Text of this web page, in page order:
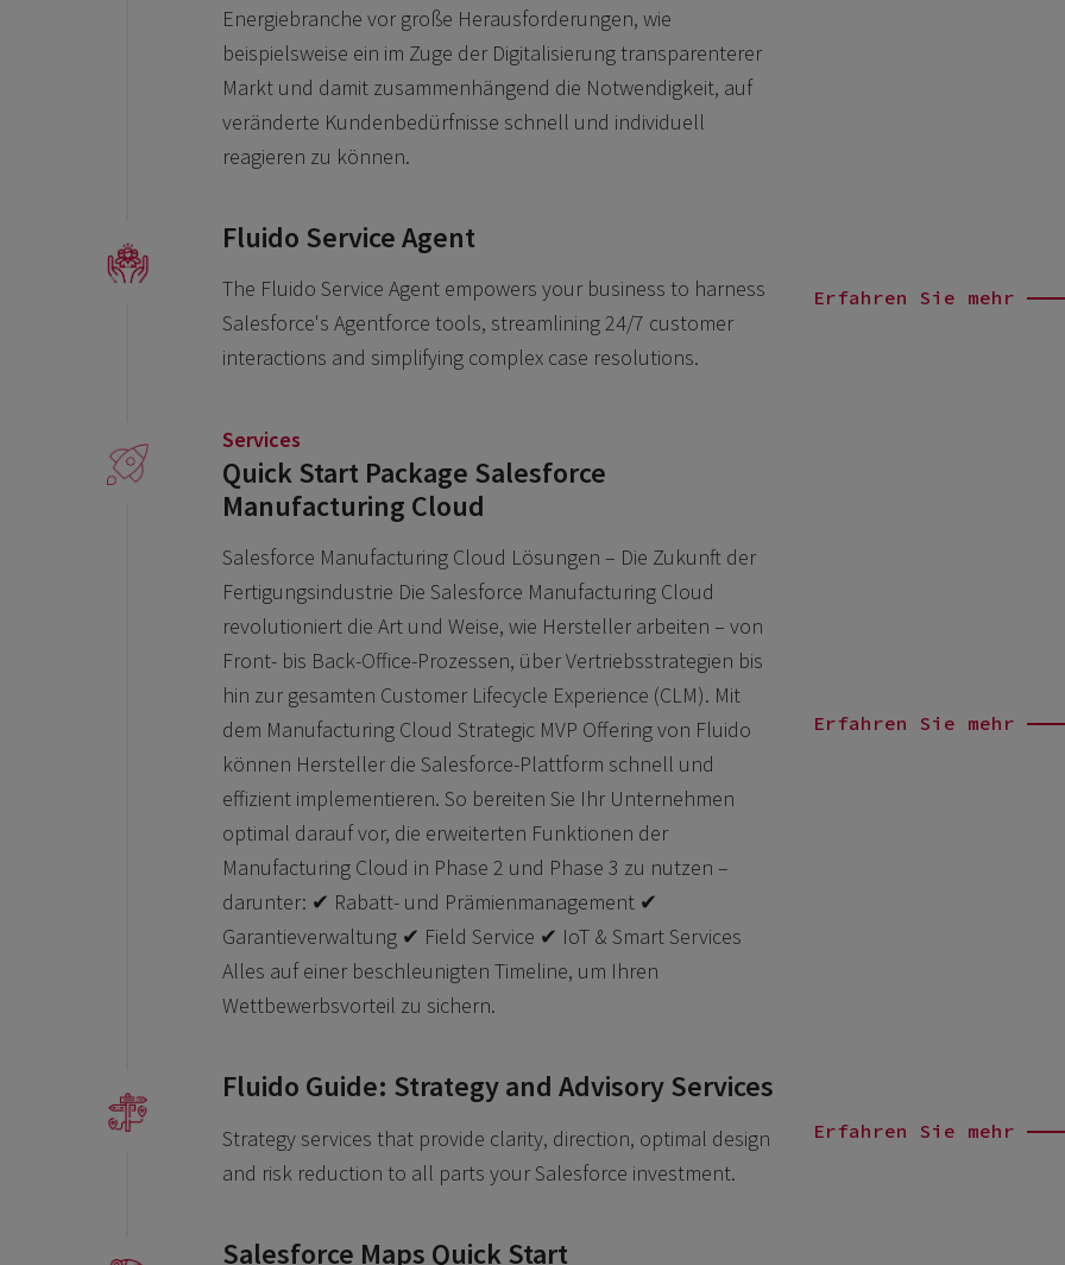
Energiebranche vor große Herausforderungen, wie
beispielsweise ein im Zuge der Digitalisierung transparenterer
Markt und damit zusammenhängend die Notwendigkeit, auf
veränderte Kundenbedürfnisse schnell und individuell
reagieren zu können.
Fluido Service Agent
The Fluido Service Agent empowers your business to harness
Salesforce's Agentforce tools, streamlining 24/7 customer
interactions and simplifying complex case resolutions.
Erfahren Sie mehr
Services
Quick Start Package Salesforce
Manufacturing Cloud
Salesforce Manufacturing Cloud Lösungen – Die Zukunft der
Fertigungsindustrie Die Salesforce Manufacturing Cloud
revolutioniert die Art und Weise, wie Hersteller arbeiten – von
Front- bis Back-Office-Prozessen, über Vertriebsstrategien bis
hin zur gesamten Customer Lifecycle Experience (CLM). Mit
dem Manufacturing Cloud Strategic MVP Offering von Fluido
können Hersteller die Salesforce-Plattform schnell und
effizient implementieren. So bereiten Sie Ihr Unternehmen
optimal darauf vor, die erweiterten Funktionen der
Manufacturing Cloud in Phase 2 und Phase 3 zu nutzen –
darunter: ✔ Rabatt- und Prämienmanagement ✔
Garantieverwaltung ✔ Field Service ✔ IoT & Smart Services
Alles auf einer beschleunigten Timeline, um Ihren
Wettbewerbsvorteil zu sichern.
Erfahren Sie mehr
Fluido Guide: Strategy and Advisory Services
Strategy services that provide clarity, direction, optimal design
and risk reduction to all parts your Salesforce investment.
Erfahren Sie mehr
Salesforce Maps Quick Start